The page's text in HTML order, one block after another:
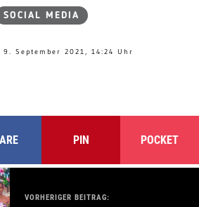
SOCIAL MEDIA
9. September 2021, 14:24 Uhr
PIN POCKET
VORHERIGER BEITRAG: